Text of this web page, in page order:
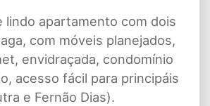
lindo apartamento com dois
com móveis planejados,
envidraçada, condomínio
acesso fácil para principáis
e Fernão Dias).